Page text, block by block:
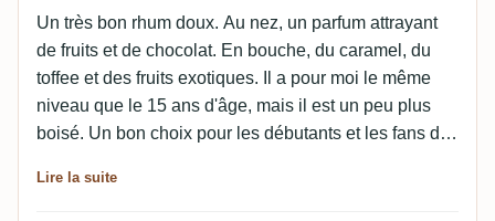
Un très bon rhum doux. Au nez, un parfum attrayant
de fruits et de chocolat. En bouche, du caramel, du
toffee et des fruits exotiques. Il a pour moi le même
niveau que le 15 ans d'âge, mais il est un peu plus
boisé. Un bon choix pour les débutants et les fans de
Lire la suite